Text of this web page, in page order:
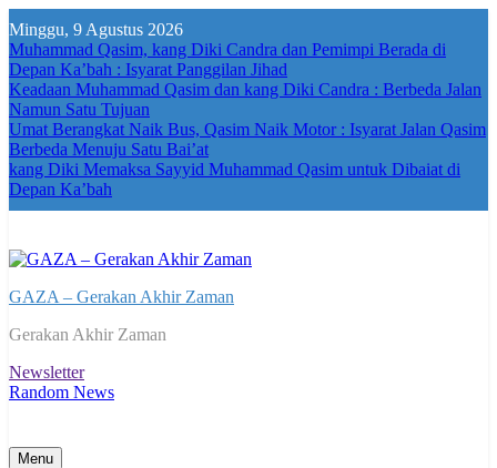
to
content
Minggu, 9 Agustus 2026
Muhammad Qasim, kang Diki Candra dan Pemimpi Berada di
Depan Ka’bah : Isyarat Panggilan Jihad
Keadaan Muhammad Qasim dan kang Diki Candra : Berbeda Jalan
Namun Satu Tujuan
Umat Berangkat Naik Bus, Qasim Naik Motor : Isyarat Jalan Qasim
Berbeda Menuju Satu Bai’at
kang Diki Memaksa Sayyid Muhammad Qasim untuk Dibaiat di
Depan Ka’bah
GAZA – Gerakan Akhir Zaman
Gerakan Akhir Zaman
Newsletter
Random News
Menu